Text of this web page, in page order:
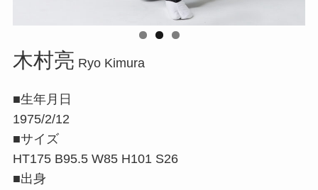
木村亮 Ryo Kimura
■生年月日
1975/2/12
■サイズ
HT175 B95.5 W85 H101 S26
■出身